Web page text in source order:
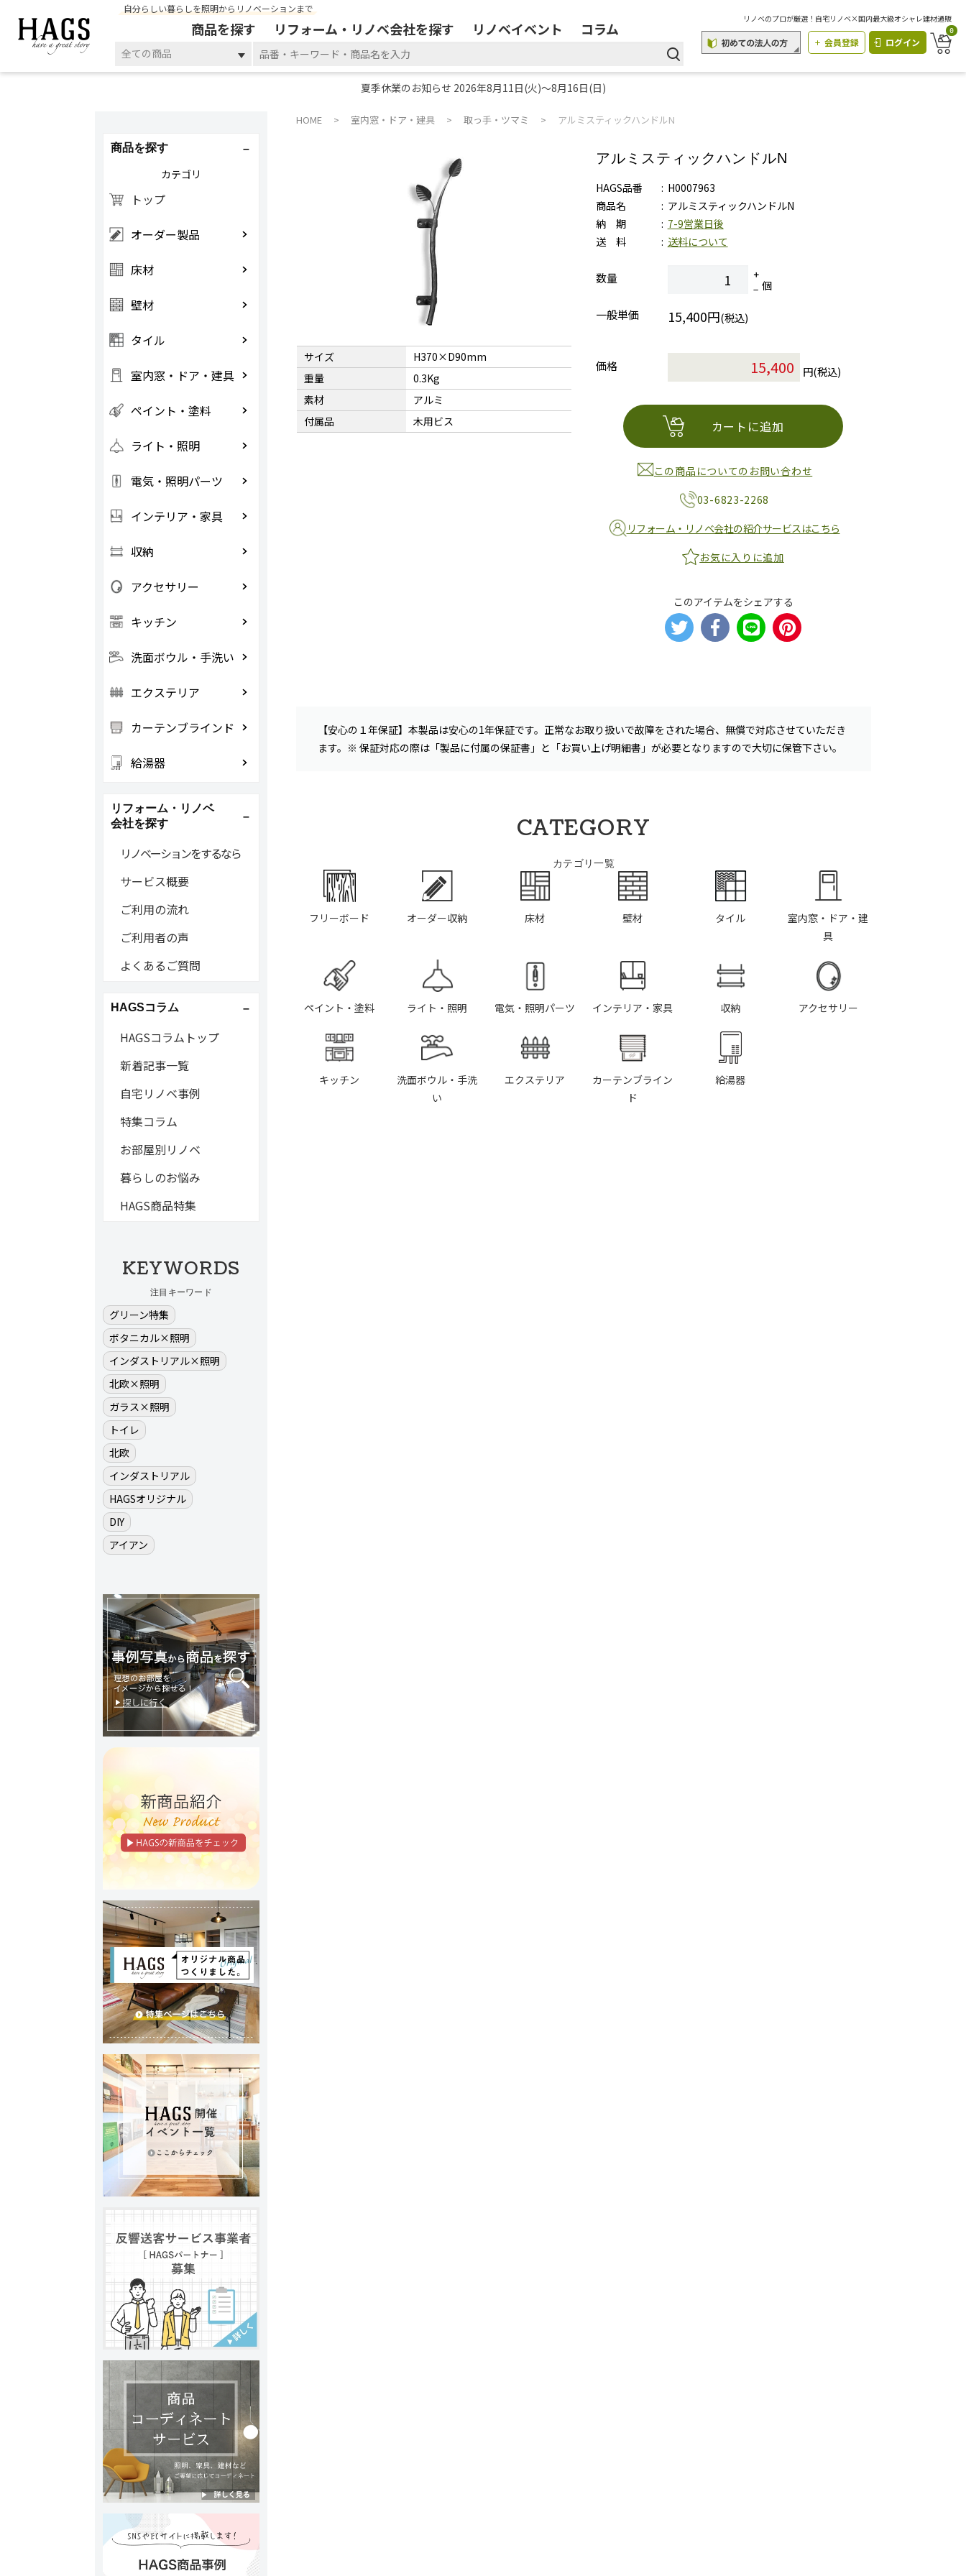
自分らしい暮らしを照明からリノベーションまで
商品を探す リフォーム・リノベ会社を探す リノベイベント コラム
全ての商品
リノベのプロが厳選！自宅リノベ×国内最大級オシャレ建材通販
会員登録 ログイン
0
夏季休業のお知らせ 2026年8月11日(火)～8月16日(日)
HOME 室内窓・ドア・建具 取っ手・ツマミ アルミスティックハンドルN
サイズ
H370×D90mm
重量
0.3Kg
素材
アルミ
付属品
木用ビス
アルミスティックハンドルN
HAGS品番
H0007963
商品名
アルミスティックハンドルN
納 期
7-9営業日後
送 料
送料について
数量
個
一般単価
15,400円(税込)
価格 円(税込)
カートに追加
この商品についてのお問い合わせ
03-6823-2268
リフォーム・リノベ会社の紹介サービスはこちら
お気に入りに追加
このアイテムをシェアする
【安心の１年保証】本製品は安心の1年保証です。正常なお取り扱いで故障をされた場合、無償で対応させていただき
ます。※ 保証対応の際は「製品に付属の保証書」と「お買い上げ明細書」が必要となりますので大切に保管下さい。
CATEGORY
カテゴリ一覧
フリーボード オーダー収納 床材 壁材 タイル
室内窓・ドア・建
具
ペイント・塗料 ライト・照明 電気・照明パーツ インテリア・家具 収納 アクセサリー
キッチン
洗面ボウル・手洗
い
エクステリア
カーテンブライン
ド
給湯器
商品を探す
カテゴリ
トップ
オーダー製品
床材
壁材
タイル
室内窓・ドア・建具
ペイント・塗料
ライト・照明
電気・照明パーツ
インテリア・家具
収納
アクセサリー
キッチン
洗面ボウル・手洗い
エクステリア
カーテンブラインド
給湯器
リフォーム・リノベ
会社を探す
リノベーションをするなら
サービス概要
ご利用の流れ
ご利用者の声
よくあるご質問
HAGSコラム
HAGSコラムトップ
新着記事一覧
自宅リノベ事例
特集コラム
お部屋別リノベ
暮らしのお悩み
HAGS商品特集
KEYWORDS
注目キーワード
グリーン特集
ボタニカル×照明
インダストリアル×照明
北欧×照明
ガラス×照明
トイレ
北欧
インダストリアル
HAGSオリジナル
DIY
アイアン